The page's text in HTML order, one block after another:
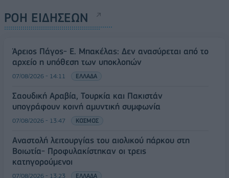
ΡΟΗ ΕΙΔΗΣΕΩΝ
Άρειος Πάγος- Ε. Μπακέλας: Δεν ανασύρεται από το
αρχείο η υπόθεση των υποκλοπών
07/08/2026 - 14:11 ΕΛΛΑΔΑ
Σαουδική Αραβία, Τουρκία και Πακιστάν
υπογράφουν κοινή αμυντική συμφωνία
07/08/2026 - 13:47 ΚΟΣΜΟΣ
Αναστολή λειτουργίας του αιολικού πάρκου στη
Βοιωτία- Προφυλακίστηκαν οι τρεις
κατηγορούμενοι
07/08/2026 - 13:23 ΕΛΛΑΔΑ